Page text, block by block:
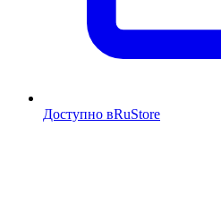
Доступно вRuStore